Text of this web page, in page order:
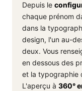
Depuis le
chaque prénom
dans la
design, l'un au-
deux. Vous
en dessous des
et la typographie
L'aperçu à 360°